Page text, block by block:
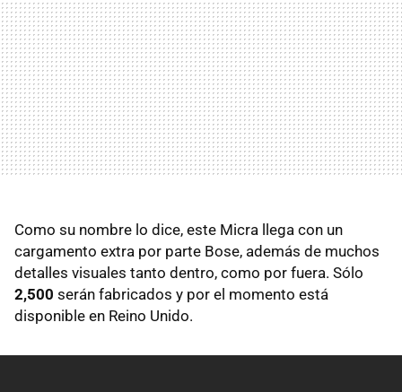
Como su nombre lo dice, este Micra llega con un
cargamento extra por parte Bose, además de muchos
detalles visuales tanto dentro, como por fuera. Sólo
2,500 serán fabricados y por el momento está
disponible en Reino Unido.